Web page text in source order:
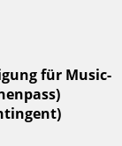
für Music-